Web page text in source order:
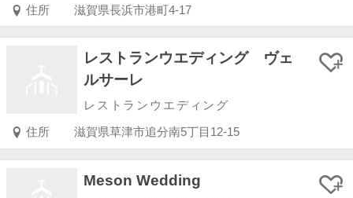
住所 滋賀県長浜市港町4-17
レストランウエディング ヴェ
ルサーレ
レストランウエディング
住所 滋賀県草津市追分南5丁目12-15
Meson Wedding